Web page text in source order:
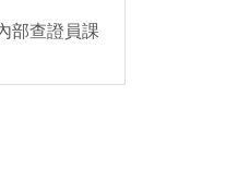
部查證員課